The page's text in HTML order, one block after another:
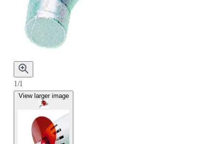
1/1
View larger image